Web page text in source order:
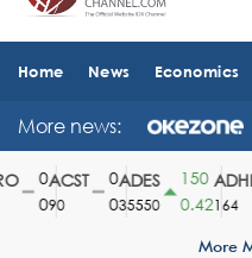
Home News Economics
More news:
ACST
90
ADES
35550
150
0.42
ADHI
164
More